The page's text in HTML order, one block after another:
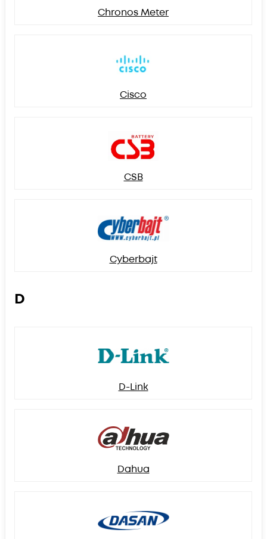
Chronos Meter
Cisco
CSB
Cyberbajt
D
D-Link
Dahua